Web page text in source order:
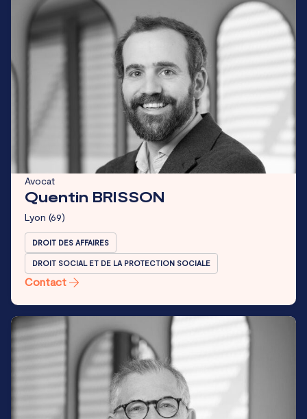
Avocat
Quentin BRISSON
Lyon (69)
DROIT DES AFFAIRES
DROIT SOCIAL ET DE LA PROTECTION SOCIALE
Contact